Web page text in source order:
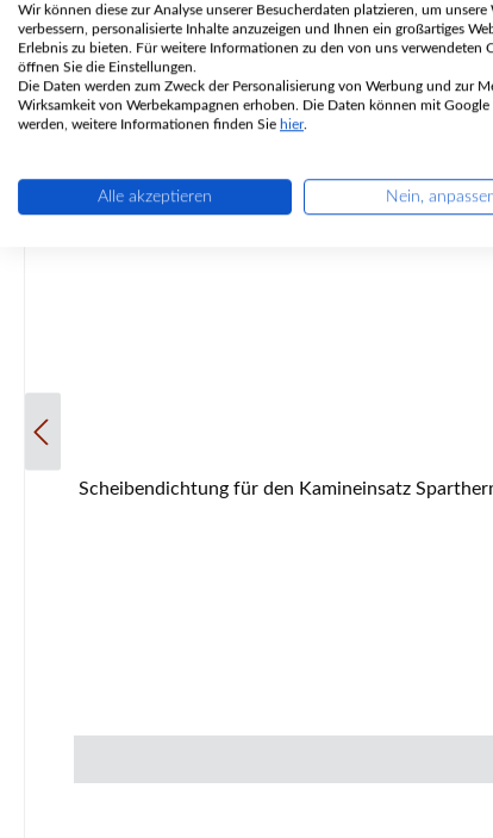
Nur 3 auf Lager!
Scheibendichtung für den Kamineinsatz Spartherm Mini 2L-57 Spartherm Mini 2L-57 Scheibendichtung Eckdaten: Glasband, Ofenschnur Flachdichtung Maße (B/H) 18 mm x
Wir können diese zur Analyse unserer Besucherdaten platzieren, um unsere
verbessern, personalisierte Inhalte anzuzeigen und Ihnen ein großartiges
Erlebnis zu bieten. Für weitere Informationen zu den von uns verwendeten
öffnen Sie die Einstellungen.
Die Daten werden zum Zweck der Personalisierung von Werbung und zur
Wirksamkeit von Werbekampagnen erhoben. Die Daten können mit Google
werden, weitere Informationen finden Sie hier.
Alle akzeptieren Nein,